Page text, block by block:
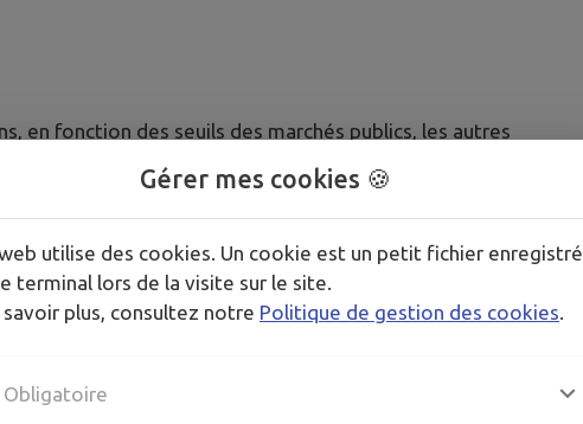
en fonction des seuils des marchés publics, les autres
une publicité :
Publics (BOAMP) et/ou son site Internet ;
Européenne ;
Var Information, TPBM…
Avenue-Web Systèmes (marches-publics.info)
qui vous propose de constituer votre « Espace Entreprise »
pourrez :
Gérer mes cookies 🍪
utilise des cookies. Un cookie est un petit fichier enregistré
terminal lors de la visite sur le site.
savoir plus, consultez notre Politique de gestion des cookies.
Obligatoire